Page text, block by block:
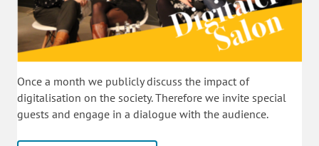
Once a month we publicly discuss the impact of
digitalisation on the society. Therefore we invite special
guests and engage in a dialogue with the audience.